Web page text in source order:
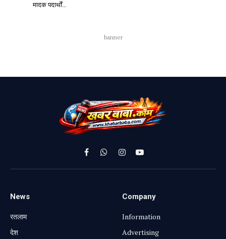
मादक पदार्थों…
banner
FacebookWhatsApp
InstagramYouTube
News
रतलाम
⁠देश
Company
Information
Advertising